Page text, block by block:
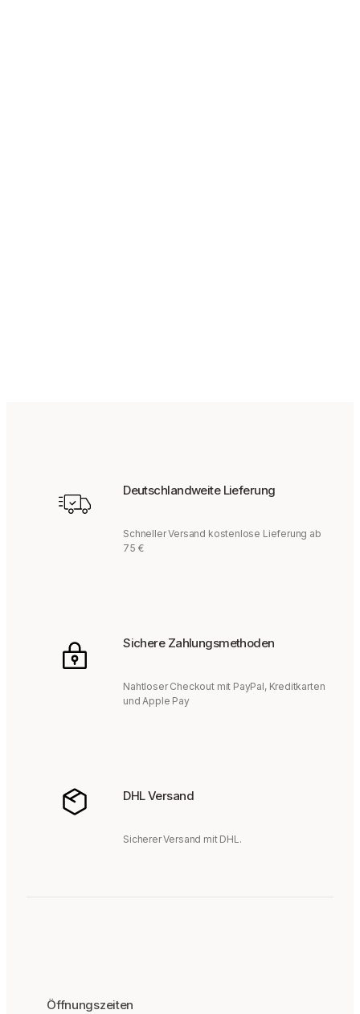
Deutschlandweite Lieferung
Schneller Versand kostenlose Lieferung ab
75 €
Sichere Zahlungsmethoden
Nahtloser Checkout mit PayPal, Kreditkarten
und Apple Pay
DHL Versand
Sicherer Versand mit DHL.
Öffnungszeiten